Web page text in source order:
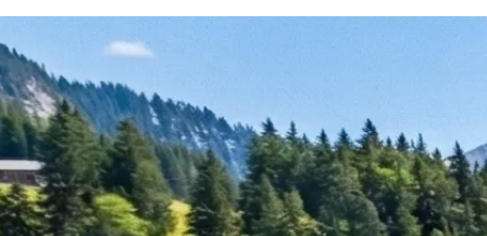
Treuhand
Rechnungswesen
Personaladministration
Steuer & Recht
Abschlussberatung